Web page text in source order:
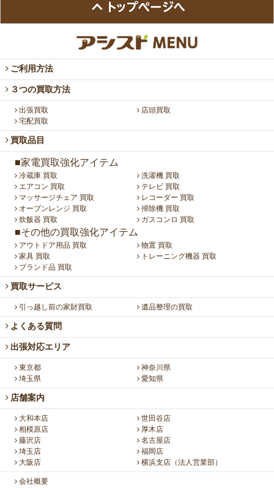
ご利用方法
３つの買取方法
出張買取
店頭買取
宅配買取
買取品目
■家電買取強化アイテム
冷蔵庫 買取
洗濯機 買取
エアコン 買取
テレビ 買取
マッサージチェア 買取
レコーダー 買取
オーブンレンジ 買取
掃除機 買取
炊飯器 買取
ガスコンロ 買取
■その他の買取強化アイテム
アウトドア用品 買取
物置 買取
家具 買取
トレーニング機器 買取
ブランド品 買取
買取サービス
引っ越し前の家財買取 遺品整理の買取
よくある質問
出張対応エリア
東京都
神奈川県
埼玉県
愛知県
店舗案内
大和本店
世田谷店
相模原店
厚木店
藤沢店
名古屋店
埼玉店
福岡店
大阪店
横浜支店（法人営業部）
会社概要